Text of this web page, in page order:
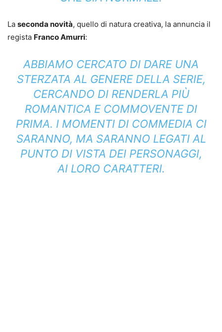
La seconda novità, quello di natura creativa, la annuncia il
regista Franco Amurri:
ABBIAMO CERCATO DI DARE UNA
STERZATA AL GENERE DELLA SERIE,
CERCANDO DI RENDERLA PIÙ
ROMANTICA E COMMOVENTE DI
PRIMA. I MOMENTI DI COMMEDIA CI
SARANNO, MA SARANNO LEGATI AL
PUNTO DI VISTA DEI PERSONAGGI,
AI LORO CARATTERI.